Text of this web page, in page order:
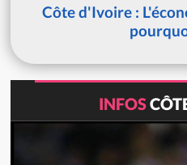
Côte d'Ivoire :
INFOS